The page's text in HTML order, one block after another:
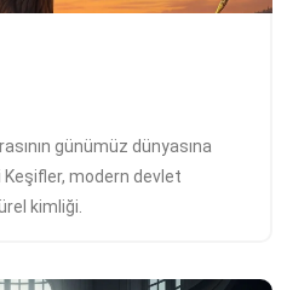
günümüz dünyasına
modern devlet
kimliği.